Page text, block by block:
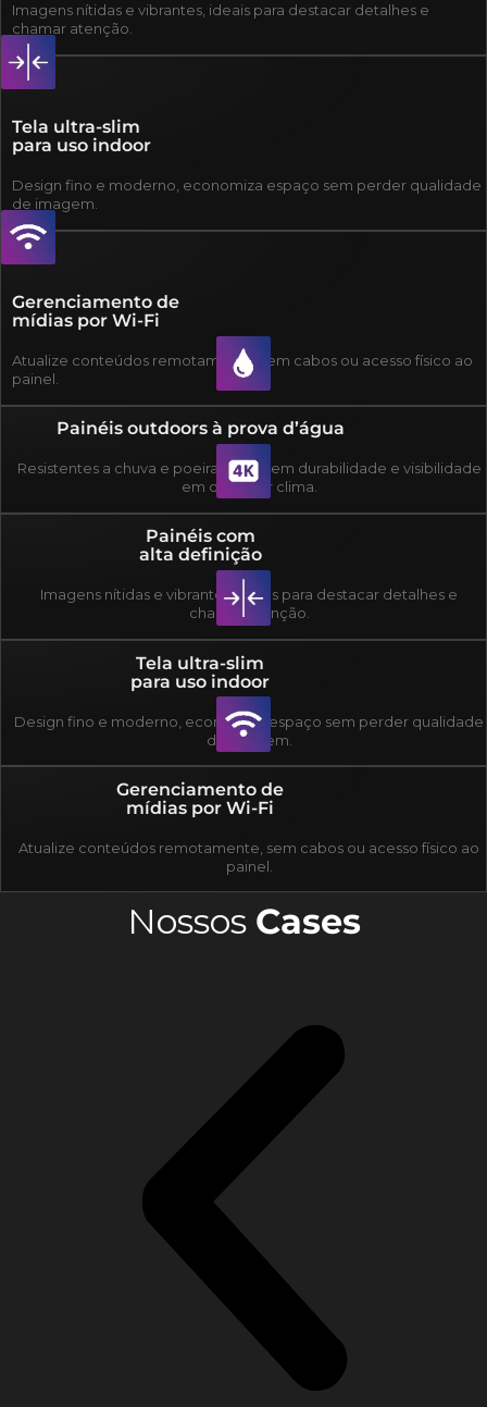
Imagens nítidas e vibrantes, ideais para destacar detalhes e
chamar atenção.
Tela ultra-slim
para uso indoor
Design fino e moderno, economiza espaço sem perder qualidade
de imagem.
Gerenciamento de
mídias por Wi-Fi
Atualize conteúdos remotamente, sem cabos ou acesso físico ao
painel.
Painéis outdoors à prova d’água
Resistentes a chuva e poeira, garantem durabilidade e visibilidade
em qualquer clima.
Painéis com
alta definição
Imagens nítidas e vibrantes, ideais para destacar detalhes e
chamar atenção.
Tela ultra-slim
para uso indoor
Design fino e moderno, economiza espaço sem perder qualidade
de imagem.
Gerenciamento de
mídias por Wi-Fi
Atualize conteúdos remotamente, sem cabos ou acesso físico ao
painel.
Nossos Cases